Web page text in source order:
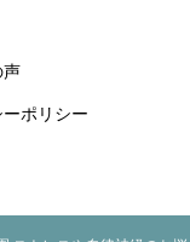
声
ポリシー